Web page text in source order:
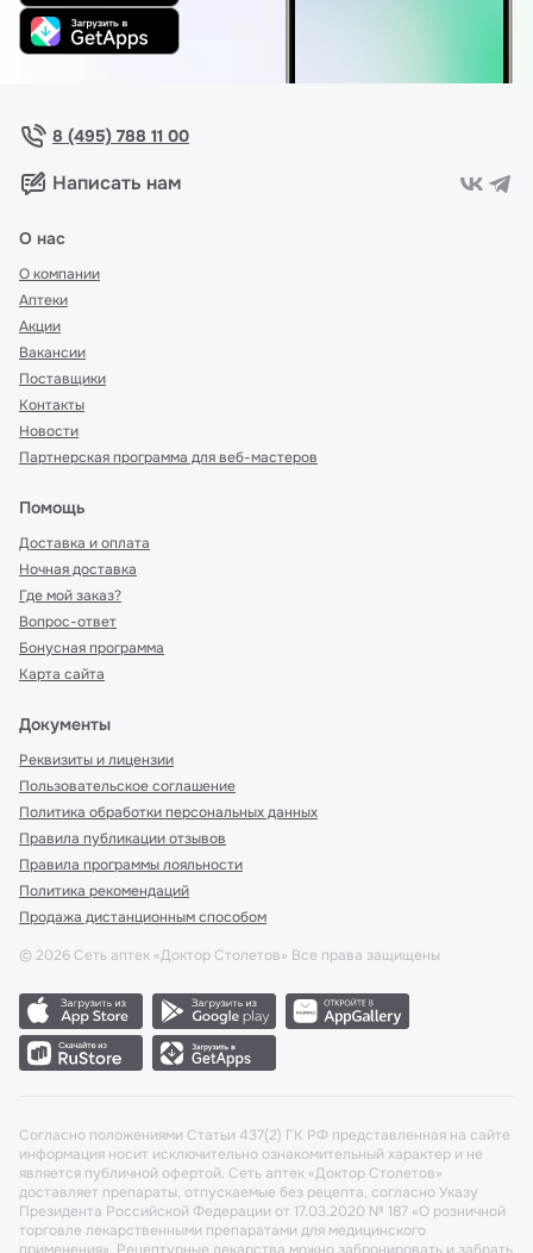
8 (495) 788 11 00
Написать нам
О нас
О компании
Аптеки
Акции
Вакансии
Поставщики
Контакты
Новости
Партнерская программа для веб-мастеров
Помощь
Доставка и оплата
Ночная доставка
Где мой заказ?
Вопрос-ответ
Бонусная программа
Карта сайта
Документы
Реквизиты и лицензии
Пользовательское соглашение
Политика обработки персональных данных
Правила публикации отзывов
Правила программы лояльности
Политика рекомендаций
Продажа дистанционным способом
© 2026 Сеть аптек «Доктор Столетов» Все права защищены
Согласно положениями Статьи 437(2) ГК РФ представленная на сайте
информация носит исключительно ознакомительный характер и не
является публичной офертой. Сеть аптек «Доктор Столетов»
доставляет препараты, отпускаемые без рецепта, согласно Указу
Президента Российской Федерации от 17.03.2020 № 187 «О розничной
торговле лекарственными препаратами для медицинского